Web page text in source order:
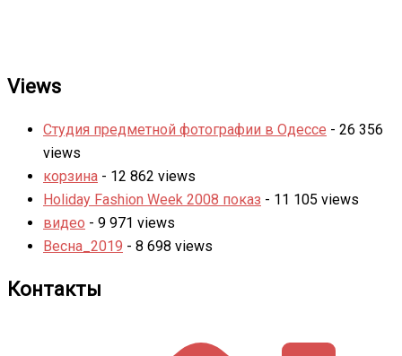
Views
Студия предметной фотографии в Одессе - 26 356
views
корзина - 12 862 views
Holiday Fashion Week 2008 показ - 11 105 views
видео - 9 971 views
Весна_2019 - 8 698 views
Контакты